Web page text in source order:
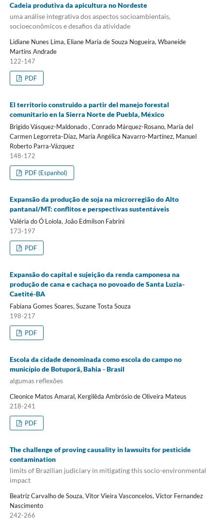
Cadeia produtiva da apicultura no Nordeste
uma análise integrativa dos aspectos socioambientais,
socioeconômicos e desafios da atividade
Lidiane Nunes Lima, Eliane Maria de Souza Nogueira, Wbaneide
Martins Andrade
122-147
PDF
El territorio construido a partir del manejo forestal
comunitario en la Sierra Norte de Puebla, México
Brigido Vásquez-Maldonado , Conrado Márquez-Rosano, María del
Carmen Legorreta-Díaz, María Angélica Navarro-Martínez, Manuel
Roberto Parra-Vázquez
148-172
PDF (Espanhol)
Expansão da produção de soja na microrregião do Alto
pantanal/MT: conflitos e perspectivas sustentáveis
Valéria do Ó Loiola, João Edmilson Fabrini
173-197
PDF
Expansão do capital e sujeição da renda camponesa na
produção de cana e cachaça no povoado de Santa Luzia-
Caetité-BA
Fabiana Gomes Soares, Suzane Tosta Souza
198-217
PDF
Escola da cidade denominada como escola do campo no
município de Botuporã, Bahia - Brasil
algumas reflexões
Cleonice Matos Amaral, Kergilêda Ambrósio de Oliveira Mateus
218-241
PDF
The challenge of proving causality in lawsuits for pesticide
contamination
limits of Brazilian judiciary in mitigating this socio-environmental
impact
Beatriz Carvalho de Souza, Vitor Vieira Vasconcelos, Victor Fernandez
Nascimento
242-266